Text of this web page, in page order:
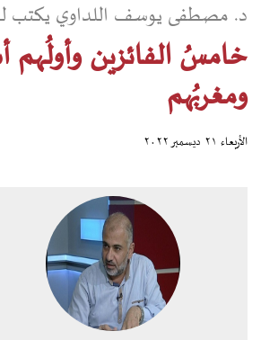
د. مصطفى يوسف اللداوي يكتب
خامسُ الفائزين وأولُهم
ومغربُهم
الأربعاء ٢١ ديسمبر ٢٠٢٢